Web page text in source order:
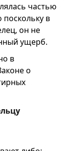
частью
поскольку в
он не
ущерб.
в
о